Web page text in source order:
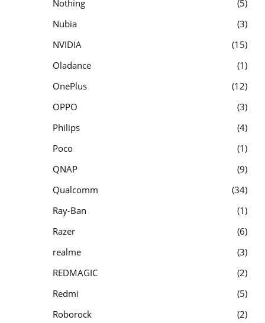
Nothing
5
Nubia
3
NVIDIA
15
Oladance
1
OnePlus
12
OPPO
3
Philips
4
Poco
1
QNAP
9
Qualcomm
34
Ray-Ban
1
Razer
6
realme
3
REDMAGIC
2
Redmi
5
Roborock
2